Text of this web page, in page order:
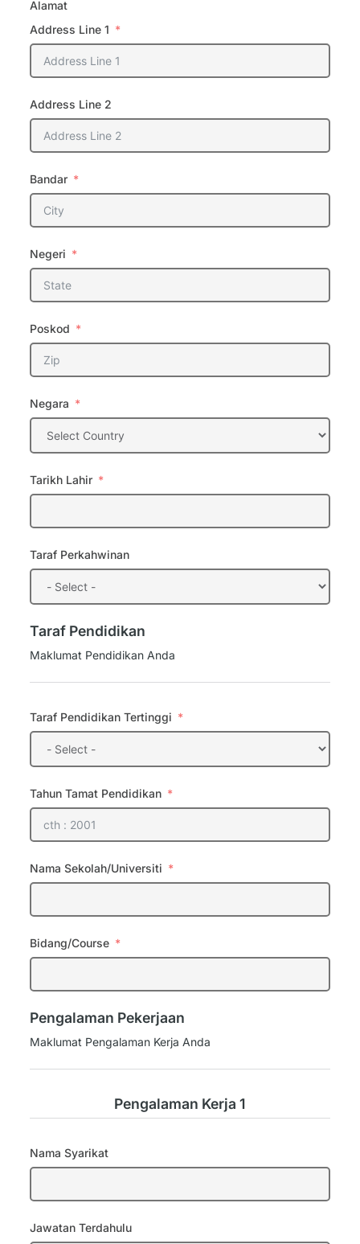
Alamat
Address Line 1
Address Line 2
Bandar
Negeri
Poskod
Negara
Tarikh Lahir
Taraf Perkahwinan
Taraf Pendidikan
Maklumat Pendidikan Anda
Taraf Pendidikan Tertinggi
Tahun Tamat Pendidikan
Nama Sekolah/Universiti
Bidang/Course
Pengalaman Pekerjaan
Maklumat Pengalaman Kerja Anda
Pengalaman Kerja 1
Nama Syarikat
Jawatan Terdahulu